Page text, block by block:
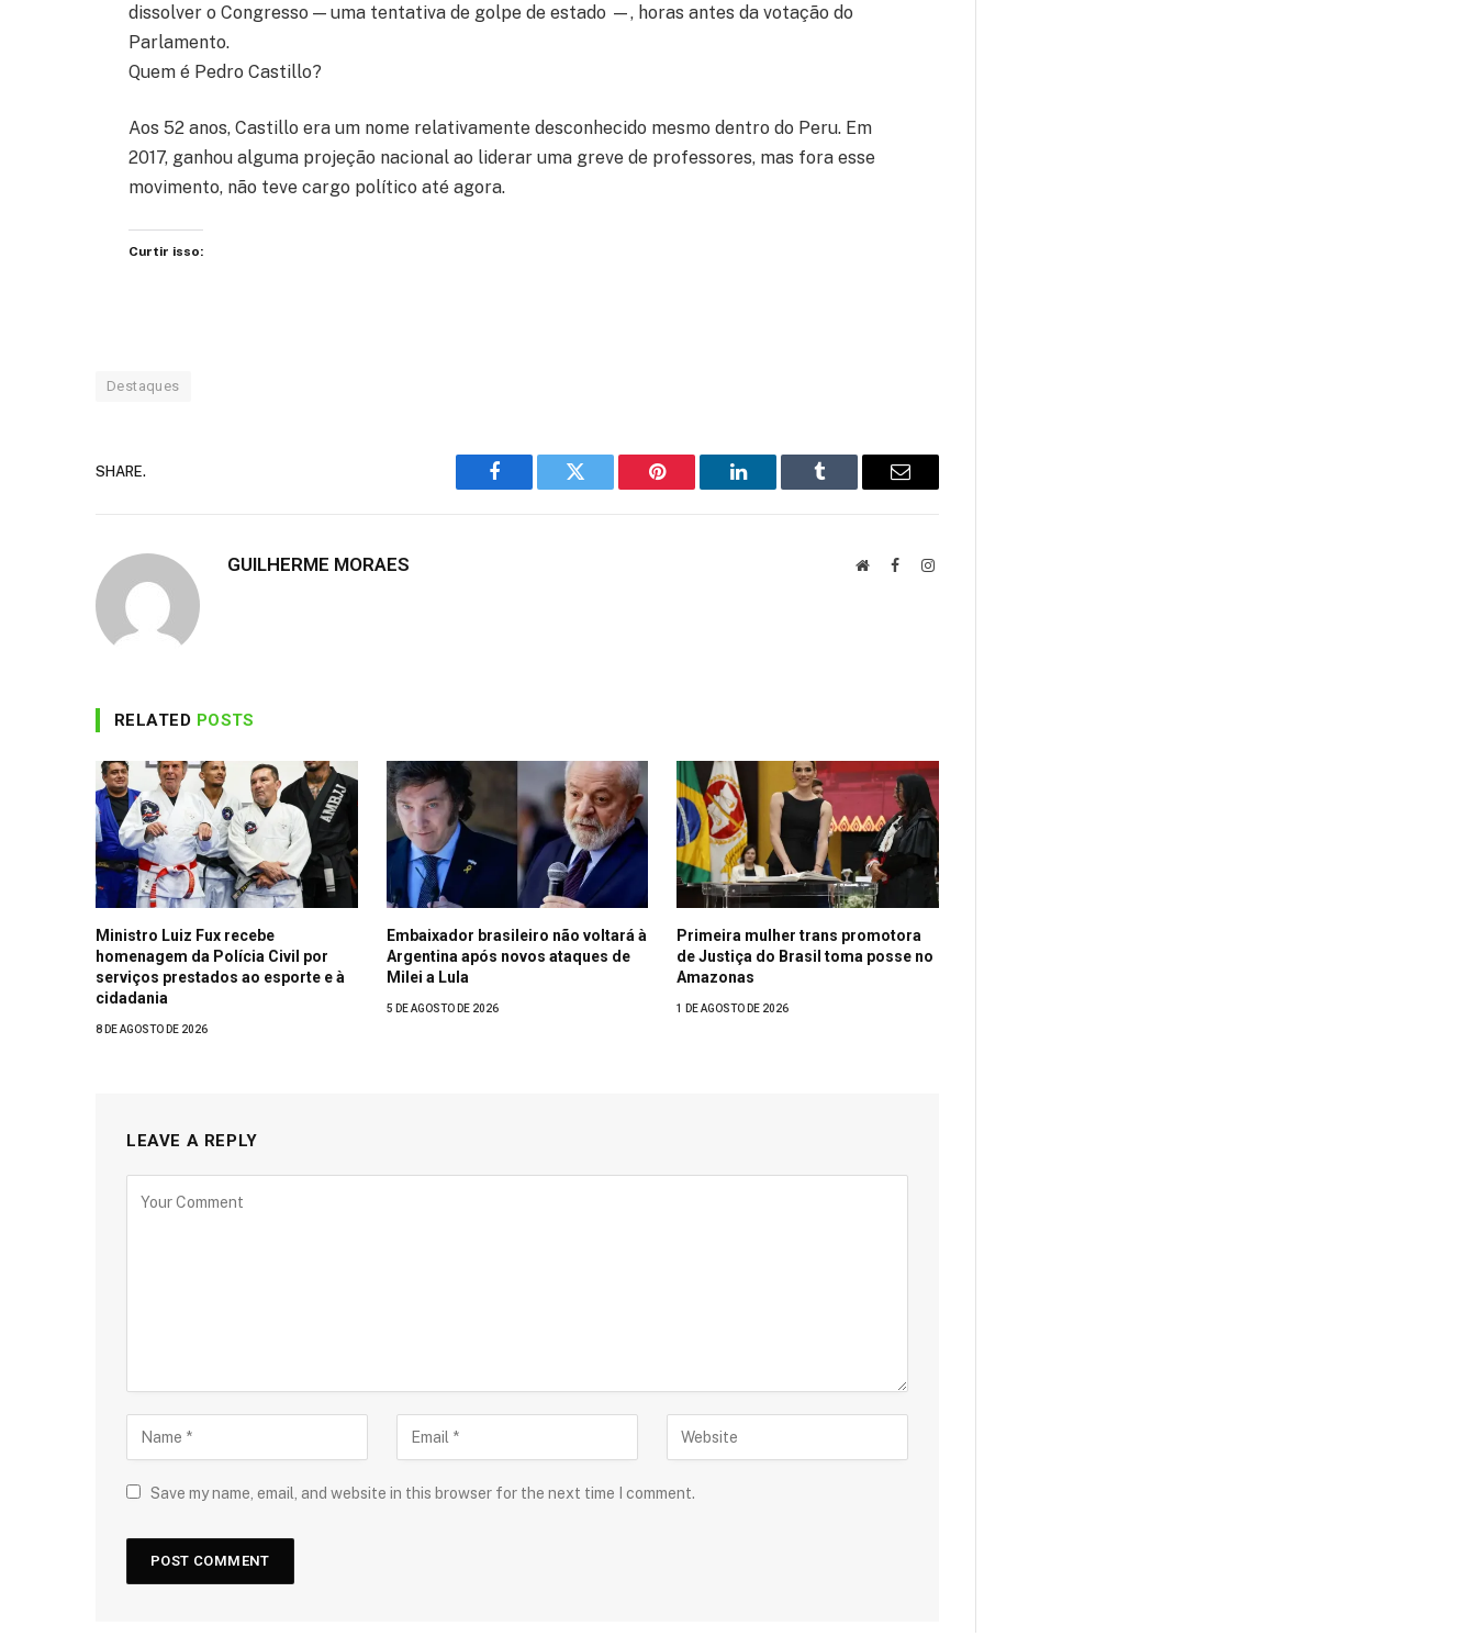
dissolver o Congresso — uma tentativa de golpe de estado —, horas antes da votação do
Parlamento.
Quem é Pedro Castillo?
Aos 52 anos, Castillo era um nome relativamente desconhecido mesmo dentro do Peru. Em
2017, ganhou alguma projeção nacional ao liderar uma greve de professores, mas fora esse
movimento, não teve cargo político até agora.
Curtir isso:
Destaques
SHARE.
Facebook Twitter Pinterest LinkedIn Tumblr Email
GUILHERME MORAES WebsiteFacebookInstagram
RELATED POSTS
Ministro Luiz Fux recebe
homenagem da Polícia Civil por
serviços prestados ao esporte e à
cidadania
8 DE AGOSTO DE 2026
Embaixador brasileiro não voltará à
Argentina após novos ataques de
Milei a Lula
5 DE AGOSTO DE 2026
Primeira mulher trans promotora
de Justiça do Brasil toma posse no
Amazonas
1 DE AGOSTO DE 2026
LEAVE A REPLY
Save my name, email, and website in this browser for the next time I comment.